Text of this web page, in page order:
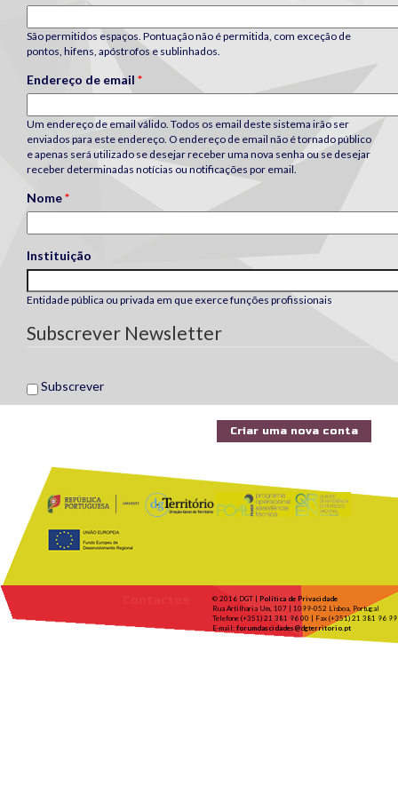
São permitidos espaços. Pontuação não é permitida, com exceção de
pontos, hifens, apóstrofos e sublinhados.
Endereço de email *
Um endereço de email válido. Todos os email deste sistema irão ser
enviados para este endereço. O endereço de email não é tornado público
e apenas será utilizado se desejar receber uma nova senha ou se desejar
receber determinadas notícias ou notificações por email.
Nome*
Instituição
Entidade pública ou privada em que exerce funções profissionais
Subscrever Newsletter
Subscrever
© 2016 DGT | Política de Privacidade
Rua Artilharia Um, 107 | 1099-052 Lisboa, Portugal
Telefone (+351) 21 381 96 00 | Fax (+351) 21 381 96 99
E-mail: forumdascidades@dgterritorio.pt